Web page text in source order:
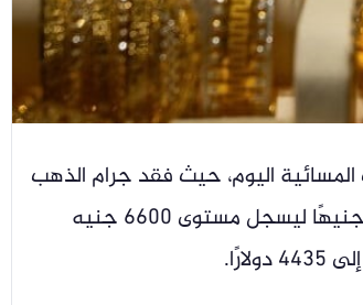
اليوم، حيث فقد جرام الذهب
عيار 21، وهو الأكثر تداولًا ومبيعًا في السوق المحلية، نحو 25 جنيهًا ليسجل مستوى 6600 جنيه